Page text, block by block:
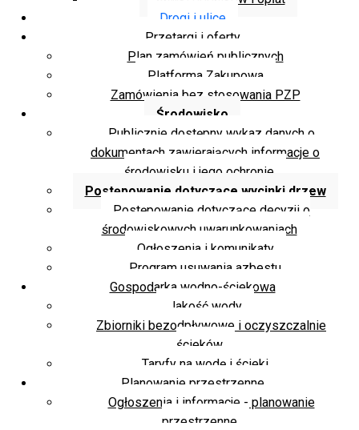
Drogi i ulice
Przetargi i oferty
Plan zamówień publicznych
Platforma Zakupowa
Zamówienia bez stosowania PZP
Środowisko
Publicznie dostępny wykaz danych o
dokumentach zawierających informacje o
środowisku i jego ochronie
Postępowanie dotyczące wycinki drzew
Postępowanie dotyczące decyzji o
środowiskowych uwarunkowaniach
Ogłoszenia i komunikaty
Program usuwania azbestu
Gospodarka wodno-ściekowa
Jakość wody
Zbiorniki bezodpływowe i oczyszczalnie
ścieków
Taryfy na wodę i ścieki
Planowanie przestrzenne
Ogłoszenia i informacje - planowanie
przestrzenne